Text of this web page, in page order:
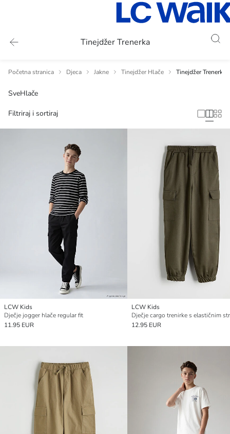
Tinejdžer Trenerka
Početna stranica Djeca Jakne Tinejdžer Hlače Tinejdžer Trenerka
SveHlače
Filtriraj i sortiraj
LCW Kids
Dječje jogger hlače regular fit
11.95 EUR
LCW Kids
Dječje cargo trenirke s elastičnim
12.95 EUR